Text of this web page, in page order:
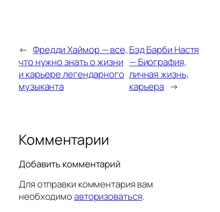
← Фредди Хаймор — все,
что нужно знать о жизни
и карьере легендарного
музыканта
Бэд Барби Настя
— Биография,
личная жизнь,
карьера →
Комментарии
Добавить комментарий
Для отправки комментария вам
необходимоавторизоваться.